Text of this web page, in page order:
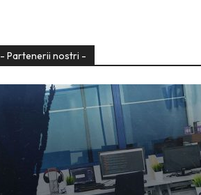
- Partenerii nostri -